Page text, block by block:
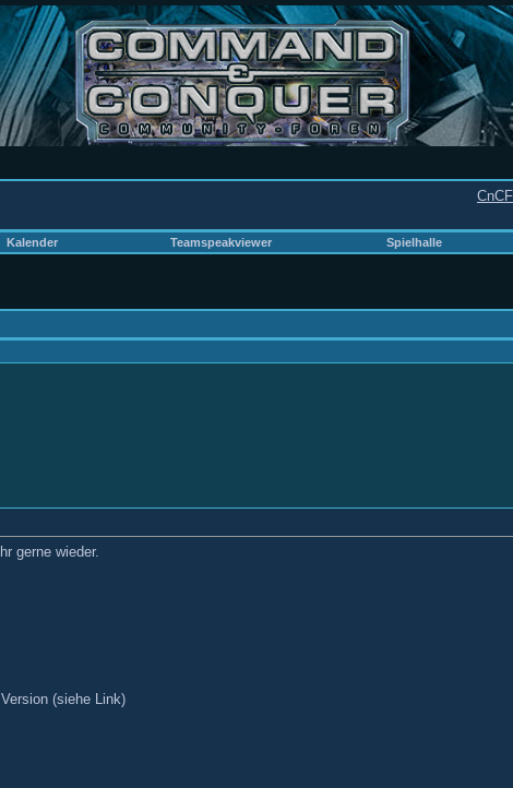
Kalender Teamspeakviewer Spielhalle
gerne wieder.
(siehe Link)